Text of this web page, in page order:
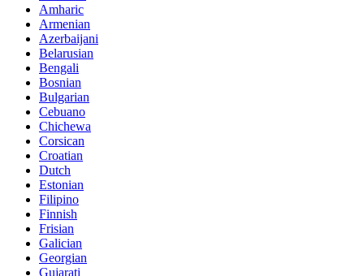
Amharic
Armenian
Azerbaijani
Belarusian
Bengali
Bosnian
Bulgarian
Cebuano
Chichewa
Corsican
Croatian
Dutch
Estonian
Filipino
Finnish
Frisian
Galician
Georgian
Gujarati